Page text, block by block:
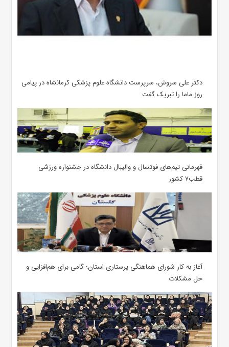
دکتر علی سروش، سرپرست دانشگاه علوم پزشکی کرمانشاه در پیامی
روز ماما را تبریک گفت
قهرمانی تیم‌های فوتسال و والیبال دانشگاه در جشنواره ورزشی
قطب۷ کشور
آغاز به کار شورای هماهنگی پرستاری استان؛ گامی برای هم‌افزایی و
حل مشکلات